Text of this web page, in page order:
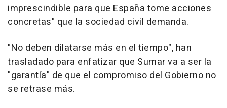
imprescindible para que España tome acciones
concretas" que la sociedad civil demanda.
"No deben dilatarse más en el tiempo", han
trasladado para enfatizar que Sumar va a ser la
"garantía" de que el compromiso del Gobierno no
se retrase más.